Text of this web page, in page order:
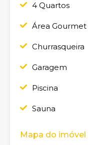
4 Quartos
Área Gourmet
Churrasqueira
Garagem
Piscina
Sauna
Mapa do imóvel